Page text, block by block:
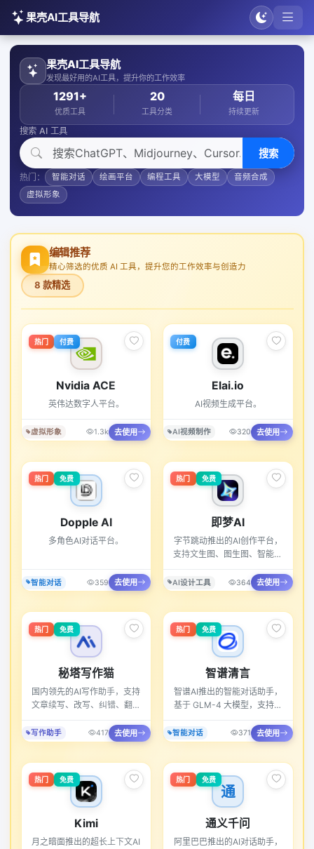
果壳AI工具导航
果壳AI工具导航
发现最好用的AI工具，提升你的工作效率
1291+
优质工具
20
工具分类
每日
持续更新
搜索 AI 工具
搜索
热门： 智能对话 绘画平台 编程工具 大模型
音频合成
虚拟形象
编辑推荐
精心筛选的优质 AI 工具，提升您的工作效率与创造力
8 款精选
热门 付费
Nvidia ACE
英伟达数字人平台。
虚拟形象 1.3k 去使用
付费
Elai.io
AI视频生成平台。
AI视频制作 320 去使用
热门 免费
Dopple AI
多角色AI对话平台。
智能对话 359 去使用
热门 免费
即梦AI
字节跳动推出的AI创作平台，
支持文生图、图生图、智能扩
AI设计工具 364 去使用
热门 免费
秘塔写作猫
国内领先的AI写作助手，支持
文章续写、改写、纠错、翻译
写作助手 417 去使用
热门 免费
智谱清言
智谱AI推出的智能对话助手，
基于 GLM-4 大模型，支持深
智能对话 371 去使用
热门 免费
Kimi
月之暗面推出的超长上下文AI
通
热门 免费
通义千问
阿里巴巴推出的AI对话助手，